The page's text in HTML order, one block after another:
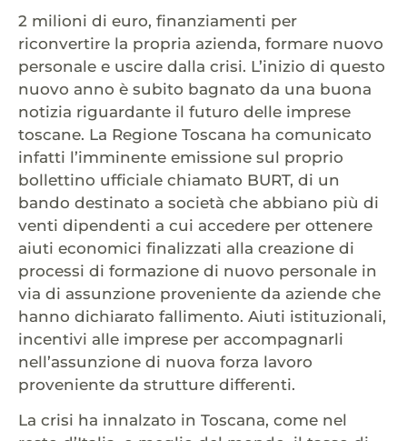
2 milioni di euro, finanziamenti per
riconvertire la propria azienda, formare nuovo
personale e uscire dalla crisi. L’inizio di questo
nuovo anno è subito bagnato da una buona
notizia riguardante il futuro delle imprese
toscane. La Regione Toscana ha comunicato
infatti l’imminente emissione sul proprio
bollettino ufficiale chiamato BURT, di un
bando destinato a società che abbiano più di
venti dipendenti a cui accedere per ottenere
aiuti economici finalizzati alla creazione di
processi di formazione di nuovo personale in
via di assunzione proveniente da aziende che
hanno dichiarato fallimento. Aiuti istituzionali,
incentivi alle imprese per accompagnarli
nell’assunzione di nuova forza lavoro
proveniente da strutture differenti.
La crisi ha innalzato in Toscana, come nel